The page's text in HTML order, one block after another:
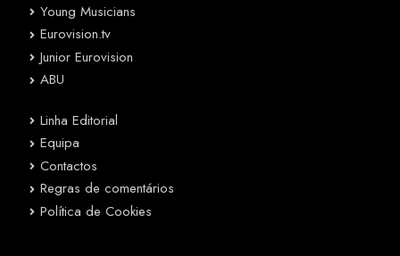
Young Musicians
Eurovision.tv
Junior Eurovision
ABU
Linha Editorial
Equipa
Contactos
Regras de comentários
Política de Cookies